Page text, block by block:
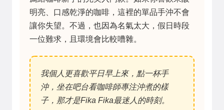
明亮、口感乾淨的咖啡，這裡的單品手沖不會
讓你失望。不過，也因為名氣太大，假日時段
一位難求，且環境會比較嘈雜。
我個人更喜歡平日早上來，點一杯手
沖，坐在吧台看咖啡師專注沖煮的樣
子，那才是Fika Fika最迷人的時刻。